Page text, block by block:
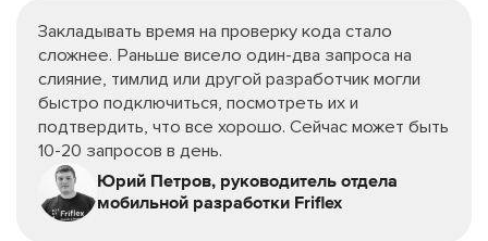
Закладывать время на проверку кода стало
сложнее. Раньше висело один-два запроса на
слияние, тимлид или другой разработчик могли
быстро подключиться, посмотреть их и
подтвердить, что все хорошо. Сейчас может быть
10-20 запросов в день.
Юрий Петров, руководитель отдела
мобильной разработки Friflex